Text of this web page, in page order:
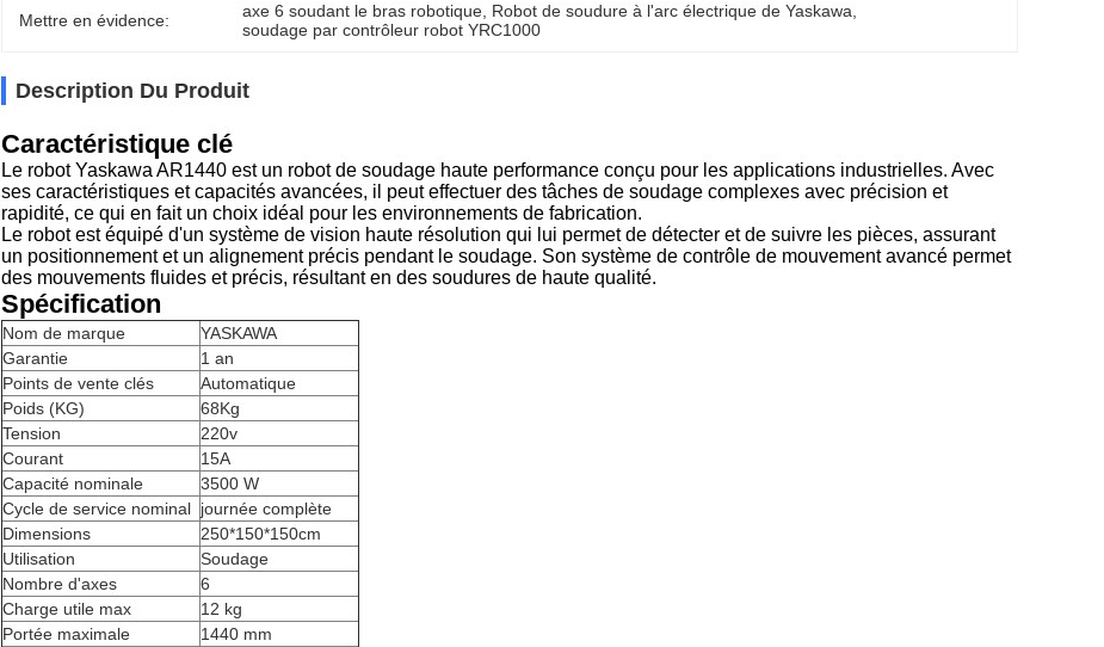
Mettre en évidence: axe 6 soudant le bras robotique Robot de soudure à l'arc électrique de Yaskawa
soudage par contrôleur robot YRC1000
Description Du Produit
Caractéristique clé
Le robot Yaskawa AR1440 est un robot de soudage haute performance conçu pour les applications industrielles. Avec
ses caractéristiques et capacités avancées, il peut effectuer des tâches de soudage complexes avec précision et
rapidité, ce qui en fait un choix idéal pour les environnements de fabrication.
Le robot est équipé d'un système de vision haute résolution qui lui permet de détecter et de suivre les pièces, assurant
un positionnement et un alignement précis pendant le soudage. Son système de contrôle de mouvement avancé permet
des mouvements fluides et précis, résultant en des soudures de haute qualité.
Spécification
Nom de marque
YASKAWA
Garantie
1 an
Points de vente clés
Automatique
Poids (KG)
68Kg
Tension
220v
Courant
15A
Capacité nominale
3500 W
Cycle de service nominal journée complète
Dimensions
250*150*150cm
Utilisation
Soudage
Nombre d'axes
6
Charge utile max
12 kg
Portée maximale
1440 mm